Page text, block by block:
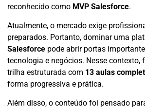
reconhecido como MVP Salesforce.
Atualmente, o mercado exige
preparados. Portanto, dominar uma
Salesforce pode abrir portas
tecnologia e negócios. Nesse contexto,
trilha estruturada com 13 aulas
forma progressiva e prática.
Além disso, o conteúdo foi pensado